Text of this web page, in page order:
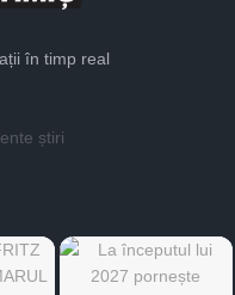
în timp real
știri